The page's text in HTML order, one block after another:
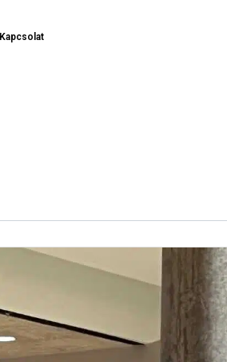
Kapcsolat